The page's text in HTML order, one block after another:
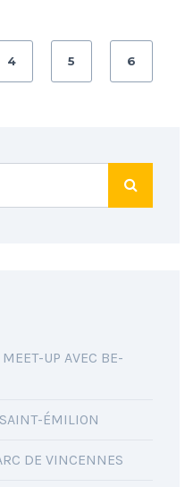
4 5 6
UP AVEC BE-
ÉMILION
DE VINCENNES